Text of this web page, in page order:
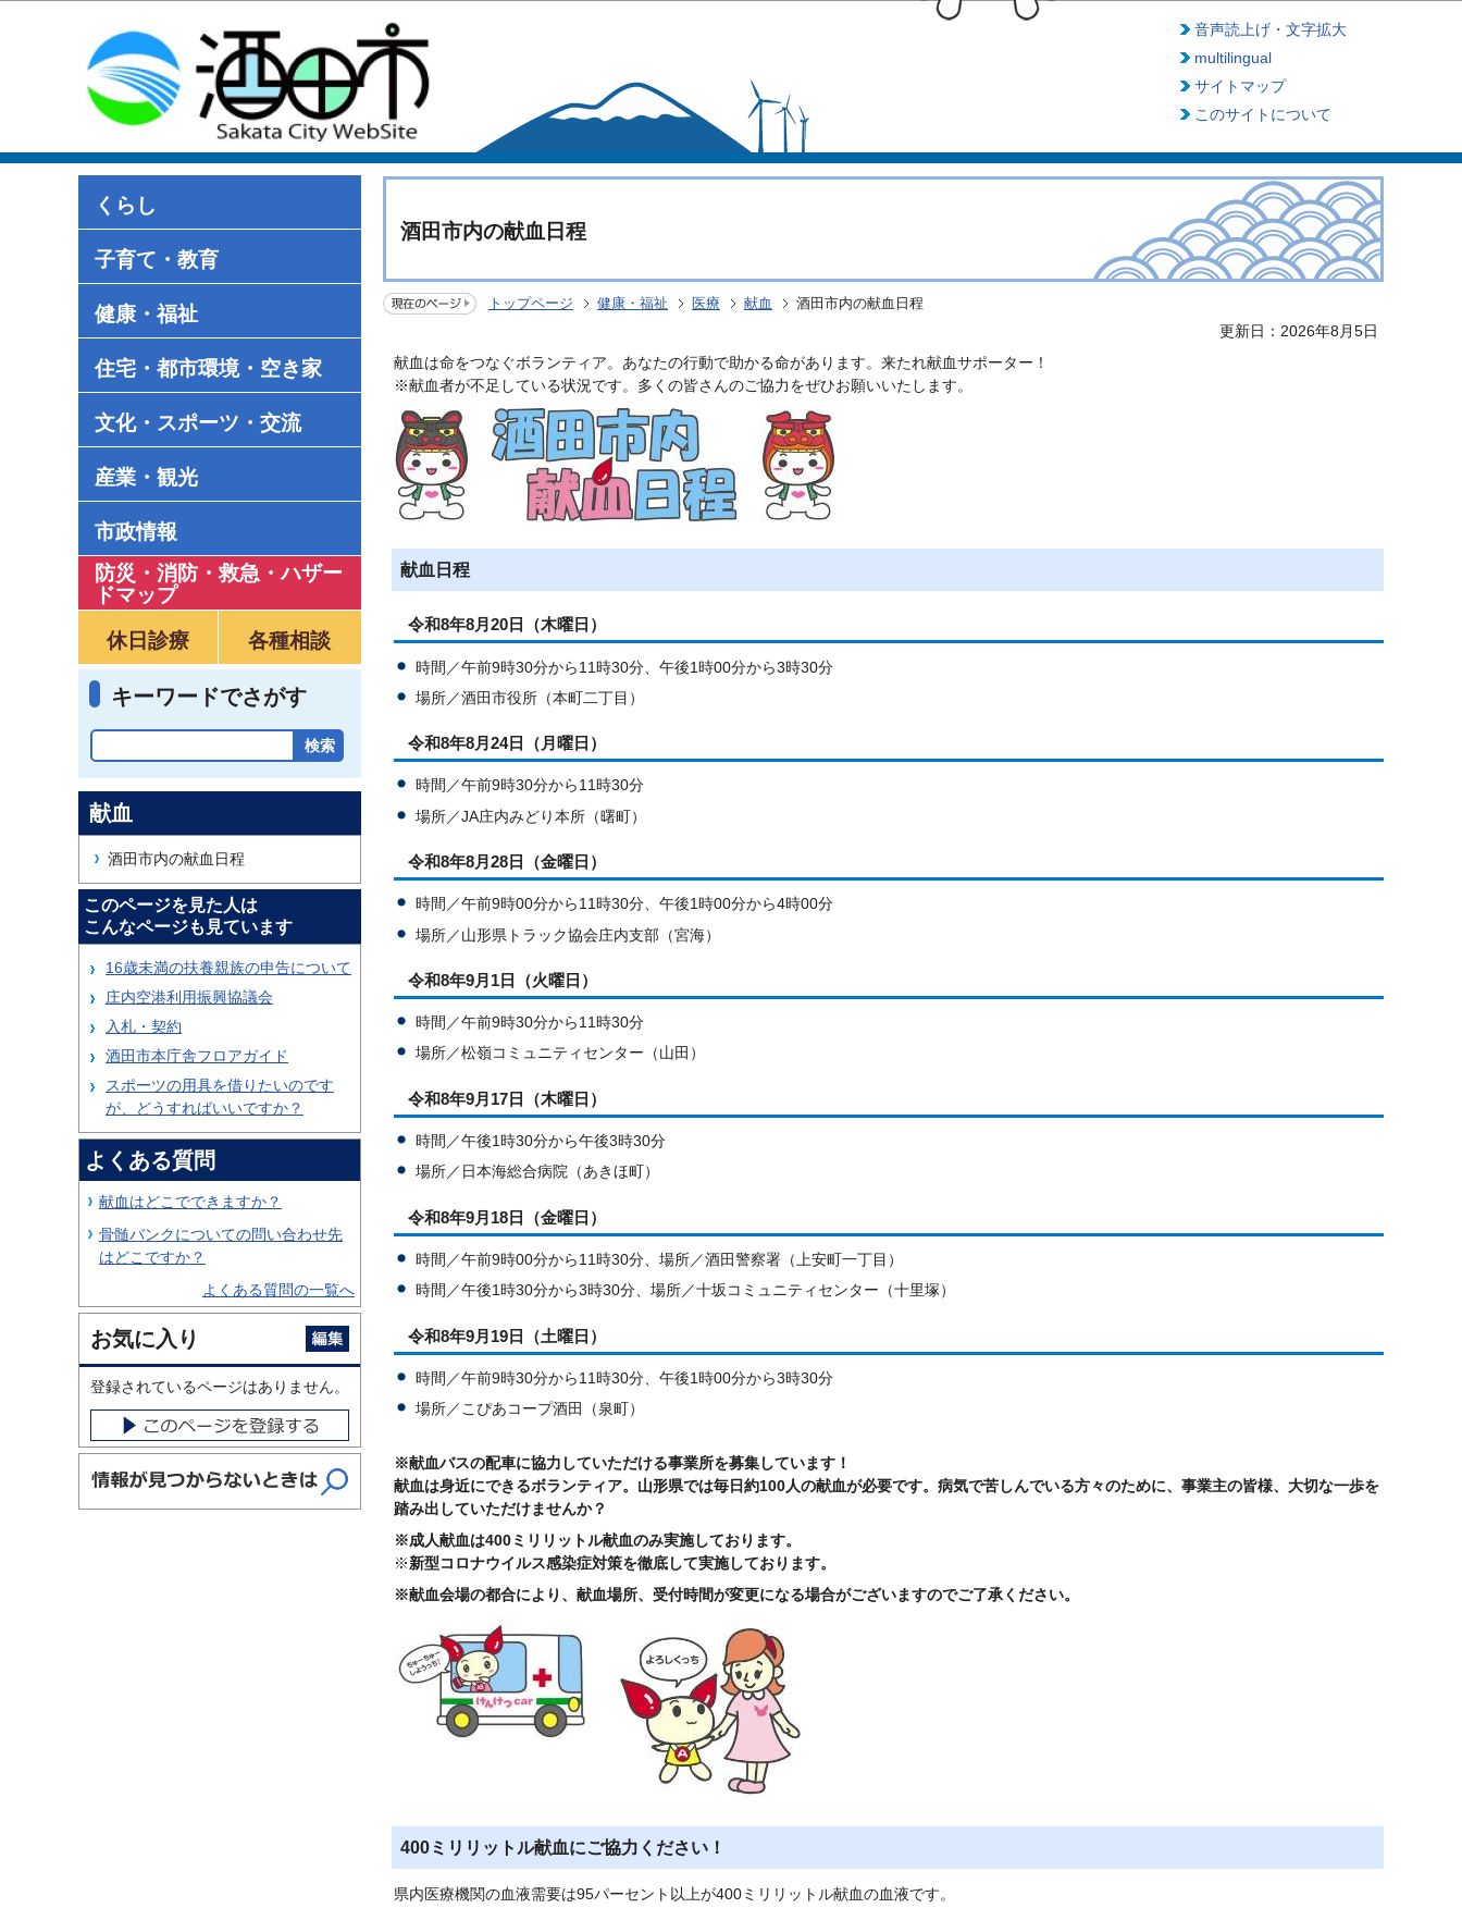
音声読上げ・文字拡大
multilingual
サイトマップ
このサイトについて
くらし
子育て・教育
健康・福祉
住宅・都市環境・空き家
文化・スポーツ・交流
産業・観光
市政情報
防災・消防・救急 ・ハザー
ドマップ
休日診療
各種相談
キーワードでさがす
酒田市内の献血日程
トップページ 健康・福祉 医療 献血 酒田市内の献血日程
更新日：2026年8月5日
献血は命をつなぐボランティア。あなたの行動で助かる命があります。来たれ献血サポーター！
※献血者が不足している状況です。多くの皆さんのご協力をぜひお願いいたします。
献血日程
令和8年8月20日（木曜日）
時間／午前9時30分から11時30分、午後1時00分から3時30分
場所／酒田市役所（本町二丁目）
令和8年8月24日（月曜日）
時間／午前9時30分から11時30分
場所／JA庄内みどり本所（曙町）
令和8年8月28日（金曜日）
時間／午前9時00分から11時30分、午後1時00分から4時00分
場所／山形県トラック協会庄内支部（宮海）
令和8年9月1日（火曜日）
時間／午前9時30分から11時30分
場所／松嶺コミュニティセンター（山田）
令和8年9月17日（木曜日）
時間／午後1時30分から午後3時30分
場所／日本海総合病院（あきほ町）
令和8年9月18日（金曜日）
時間／午前9時00分から11時30分、場所／酒田警察署（上安町一丁目）
時間／午後1時30分から3時30分、場所／十坂コミュニティセンター（十里塚）
令和8年9月19日（土曜日）
時間／午前9時30分から11時30分、午後1時00分から3時30分
場所／こぴあコープ酒田（泉町）
※献血バスの配車に協力していただける事業所を募集しています！
献血は身近にできるボランティア。山形県では毎日約100人の献血が必要です。病気で苦しんでいる方々のために、事業主の皆様、大切な一歩を
踏み出していただけませんか？
※成人献血は400ミリリットル献血のみ実施しております。
※新型コロナウイルス感染症対策を徹底して実施しております。
※献血会場の都合により、献血場所、受付時間が変更になる場合がございますのでご了承ください。
400ミリリットル献血にご協力ください！
県内医療機関の血液需要は95パーセント以上が400ミリリットル献血の血液です。
献血
酒田市内の献血日程
このページを見た人は
こんなページも見ています
16歳未満の扶養親族の申告について
庄内空港利用振興協議会
入札・契約
酒田市本庁舎フロアガイド
スポーツの用具を借りたいのです
が、どうすればいいですか？
よくある質問
献血はどこでできますか？
骨髄バンクについての問い合わせ先
はどこですか？
よくある質問の一覧へ
お気に入り
登録されているページはありません。